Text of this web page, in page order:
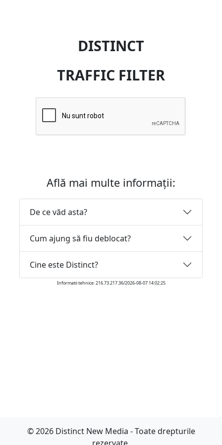
DISTINCT
TRAFFIC FILTER
Află mai multe informații:
De ce văd asta?
Cum ajung să fiu deblocat?
Cine este Distinct?
Informatii tehnice: 216.73.217.36/2026-08-07 14:02:25
© 2026 Distinct New Media - Toate drepturile